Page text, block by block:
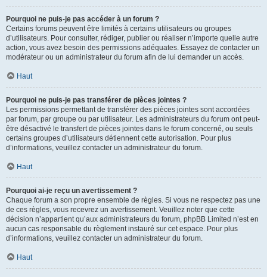
Pourquoi ne puis-je pas accéder à un forum ?
Certains forums peuvent être limités à certains utilisateurs ou groupes
d’utilisateurs. Pour consulter, rédiger, publier ou réaliser n’importe quelle autre
action, vous avez besoin des permissions adéquates. Essayez de contacter un
modérateur ou un administrateur du forum afin de lui demander un accès.
Haut
Pourquoi ne puis-je pas transférer de pièces jointes ?
Les permissions permettant de transférer des pièces jointes sont accordées
par forum, par groupe ou par utilisateur. Les administrateurs du forum ont peut-
être désactivé le transfert de pièces jointes dans le forum concerné, ou seuls
certains groupes d’utilisateurs détiennent cette autorisation. Pour plus
d’informations, veuillez contacter un administrateur du forum.
Haut
Pourquoi ai-je reçu un avertissement ?
Chaque forum a son propre ensemble de règles. Si vous ne respectez pas une
de ces règles, vous recevrez un avertissement. Veuillez noter que cette
décision n’appartient qu’aux administrateurs du forum, phpBB Limited n’est en
aucun cas responsable du règlement instauré sur cet espace. Pour plus
d’informations, veuillez contacter un administrateur du forum.
Haut